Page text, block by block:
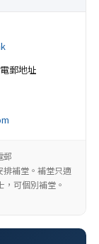
郵地址
郵
補堂。補堂只適
可個別補堂。